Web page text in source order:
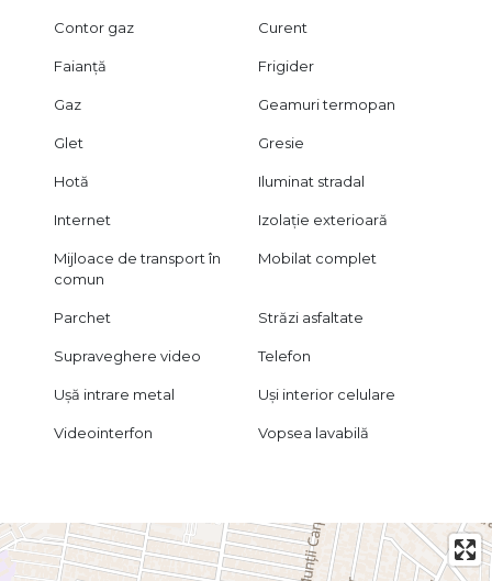
Contor gaz Curent
Faianță Frigider
Gaz Geamuri termopan
Glet Gresie
Hotă Iluminat stradal
Internet Izolație exterioară
Mijloace de transport în
comun
Mobilat complet
Parchet Străzi asfaltate
Supraveghere video Telefon
Ușă intrare metal Uși interior celulare
Videointerfon Vopsea lavabilă